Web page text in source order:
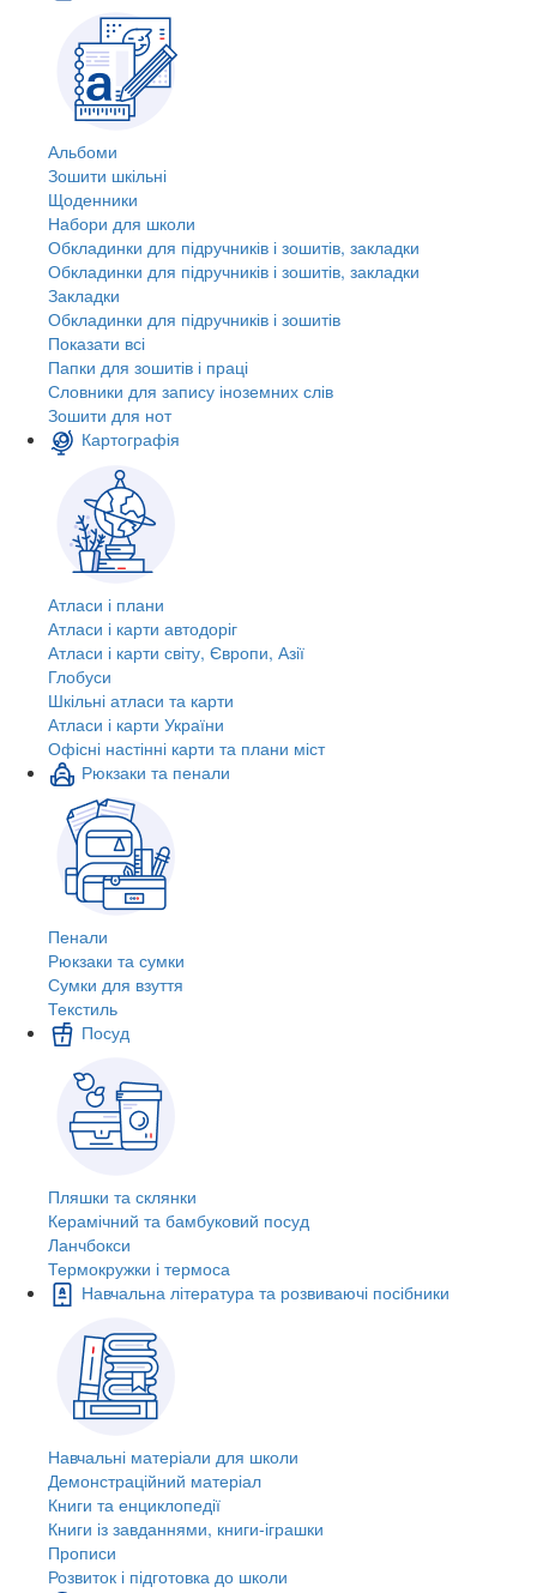
Альбоми
Зошити шкільні
Щоденники
Набори для школи
Обкладинки для підручників і зошитів, закладки
Обкладинки для підручників і зошитів, закладки
Закладки
Обкладинки для підручників і зошитів
Показати всі
Папки для зошитів і праці
Словники для запису іноземних слів
Зошити для нот
Картографія
Атласи і плани
Атласи і карти автодоріг
Атласи і карти світу, Європи, Азії
Глобуси
Шкільні атласи та карти
Атласи і карти України
Офісні настінні карти та плани міст
Рюкзаки та пенали
Пенали
Рюкзаки та сумки
Сумки для взуття
Текстиль
Посуд
Пляшки та склянки
Керамічний та бамбуковий посуд
Ланчбокси
Термокружки і термоса
Навчальна література та розвиваючі посібники
Навчальні матеріали для школи
Демонстраційний матеріал
Книги та енциклопедії
Книги із завданнями, книги-іграшки
Прописи
Розвиток і підготовка до школи